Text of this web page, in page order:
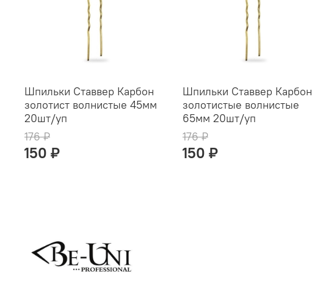
Шпильки Ставвер Карбон
золотист волнистые 45мм
20шт/уп
176 ₽
150 ₽
Шпильки Ставвер Карбон
золотистые волнистые
65мм 20шт/уп
176 ₽
150 ₽